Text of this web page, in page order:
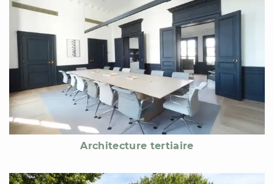
Architecture tertiaire